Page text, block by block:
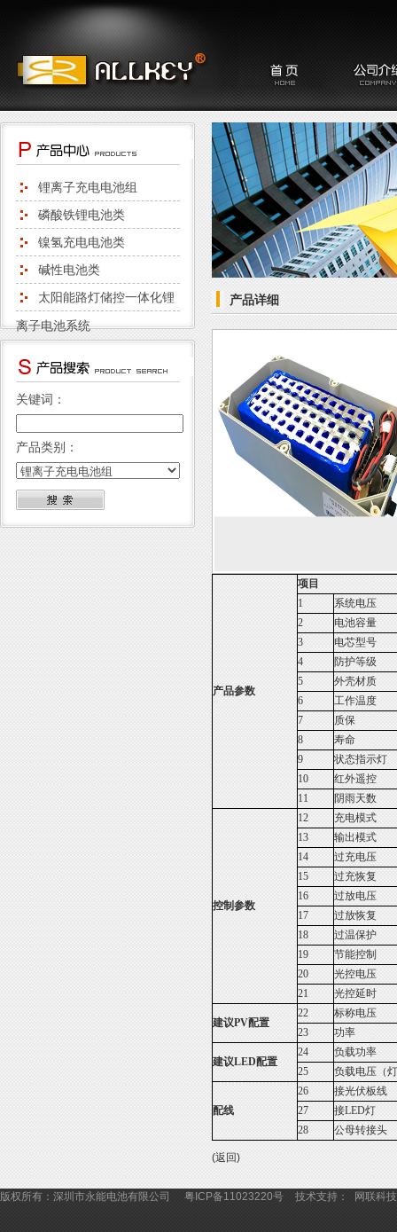
锂离子充电电池组
磷酸铁锂电池类
镍氢充电电池类
碱性电池类
太阳能路灯储控一体化锂
离子电池系统
关键词：
产品类别：
产品详细
产品参数
项目
1
系统电压
2
电池容量
3
电芯型号
4
防护等级
5
外壳材质
6
工作温度
7
质保
8
寿命
9
状态指示灯
10
红外遥控
11
阴雨天数
控制参数
12
充电模式
13
输出模式
14
过充电压
15
过充恢复
16
过放电压
17
过放恢复
18
过温保护
19
节能控制
20
光控电压
21
光控延时
建议PV配置
22
标称电压
23
功率
建议LED配置
24
负载功率
25
负载电压（
配线
26
接光伏板线
27
接LED灯
28
公母转接头
(返回)
版权所有：深圳市永能电池有限公司 粤ICP备11023220号 技术支持： 网联科技